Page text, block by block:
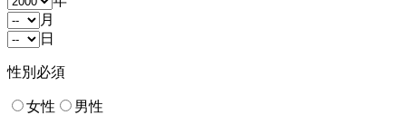
月
日
性別 必須
女性 男性